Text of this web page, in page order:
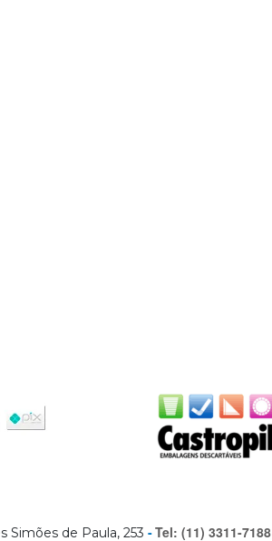
Simões de Paula, 253 Tel: (11) 3311-7188